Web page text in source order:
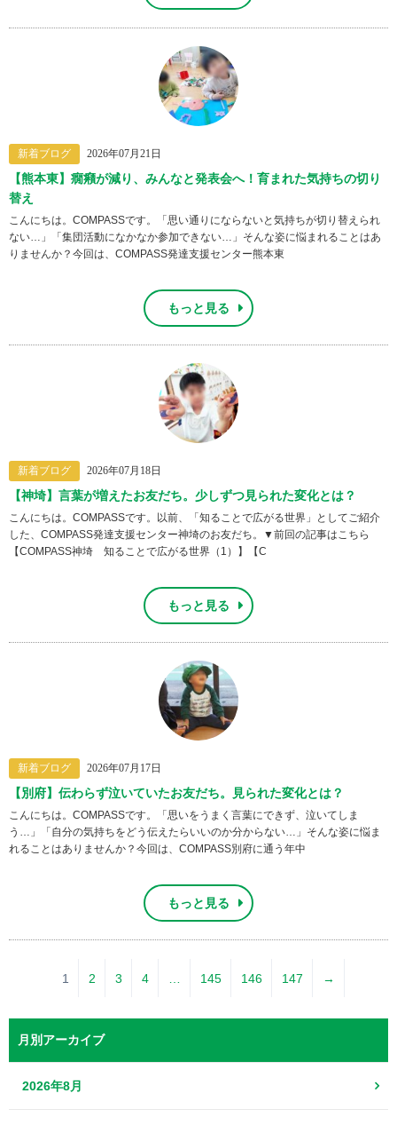
新着ブログ 2026年07月21日
【熊本東】癇癪が減り、みんなと発表会へ！育まれた気持ちの切り
替え
こんにちは。COMPASSです。「思い通りにならないと気持ちが切り替えられ
ない…」「集団活動になかなか参加できない…」そんな姿に悩まれることはあ
りませんか？今回は、COMPASS発達支援センター熊本東
もっと見る
新着ブログ 2026年07月18日
【神埼】言葉が増えたお友だち。少しずつ見られた変化とは？
こんにちは。COMPASSです。以前、「知ることで広がる世界」としてご紹介
した、COMPASS発達支援センター神埼のお友だち。▼前回の記事はこちら
【COMPASS神埼 知ることで広がる世界（1）】【C
もっと見る
新着ブログ 2026年07月17日
【別府】伝わらず泣いていたお友だち。見られた変化とは？
こんにちは。COMPASSです。「思いをうまく言葉にできず、泣いてしま
う…」「自分の気持ちをどう伝えたらいいのか分からない…」そんな姿に悩ま
れることはありませんか？今回は、COMPASS別府に通う年中
もっと見る
1 2 3 4 145 146 147 →
月別アーカイブ
2026年8月